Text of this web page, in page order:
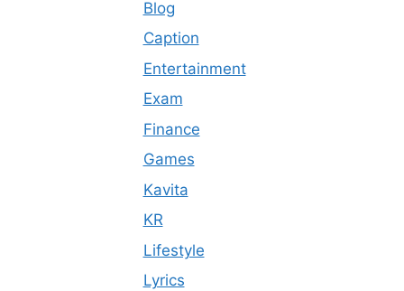
Blog
Caption
Entertainment
Exam
Finance
Games
Kavita
KR
Lifestyle
Lyrics